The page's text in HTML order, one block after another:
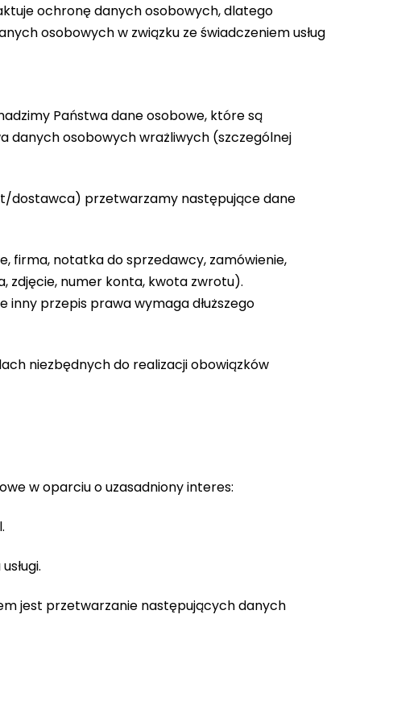
ochronę danych osobowych, dlatego
osobowych w związku ze świadczeniem usług
Państwa dane osobowe, które są
danych osobowych wrażliwych (szczególnej
dostawca) przetwarzamy następujące dane
firma, notatka do sprzedawcy, zamówienie,
zdjęcie, numer konta, kwota zwrotu).
przepis prawa wymaga dłuższego
niezbędnych do realizacji obowiązków
w oparciu o uzasadniony interes:
jest przetwarzanie następujących danych